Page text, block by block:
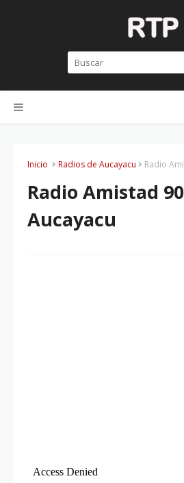
Inicio Radios de Aucayacu Radio
Radio Amistad
Aucayacu